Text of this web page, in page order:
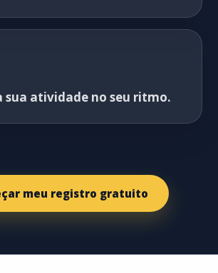
sua atividade no seu ritmo.
meu registro gratuito